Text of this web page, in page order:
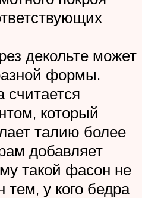
декольте может
формы.
который
талию более
добавляет
такой фасон не
тем, у кого бедра